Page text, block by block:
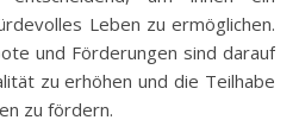
Leben zu ermöglichen.
und Förderungen sind darauf
zu erhöhen und die Teilhabe
zu fördern.